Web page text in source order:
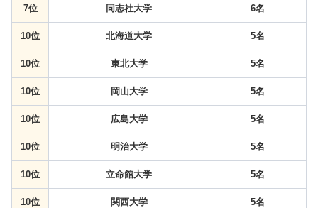
7位 同志社大学 6名
10位 北海道大学 5名
10位 東北大学 5名
10位 岡山大学 5名
10位 広島大学 5名
10位 明治大学 5名
10位 立命館大学 5名
10位 関西大学 5名